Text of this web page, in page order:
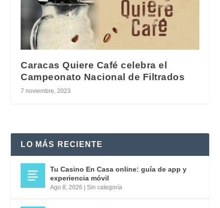
Caracas Quiere Café celebra el
Campeonato Nacional de Filtrados
7 noviembre, 2023
LO MÁS RECIENTE
Tu Casino En Casa online: guía de app y
experiencia móvil
Ago 8, 2026 |Sin categoría